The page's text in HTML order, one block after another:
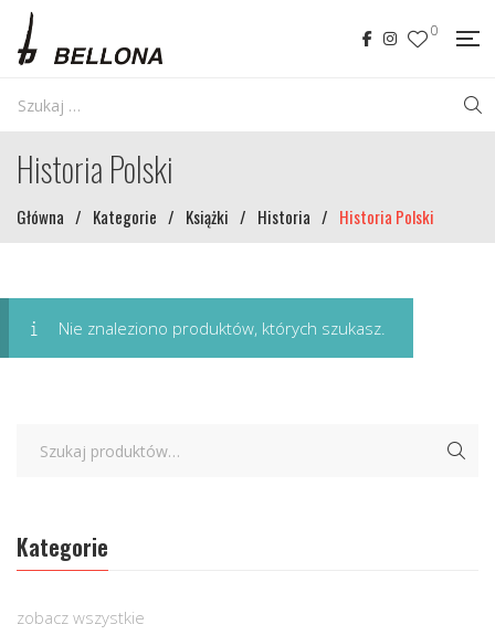
0
Historia Polski
Główna / Kategorie / Książki / Historia / Historia Polski
Nie znaleziono produktów, których szukasz.
Kategorie
zobacz wszystkie